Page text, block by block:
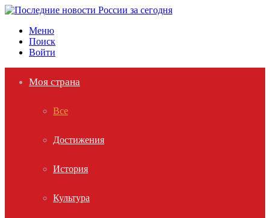
Меню
Поиск
Войти
Моя страна
Все
Достижения
История
Культура